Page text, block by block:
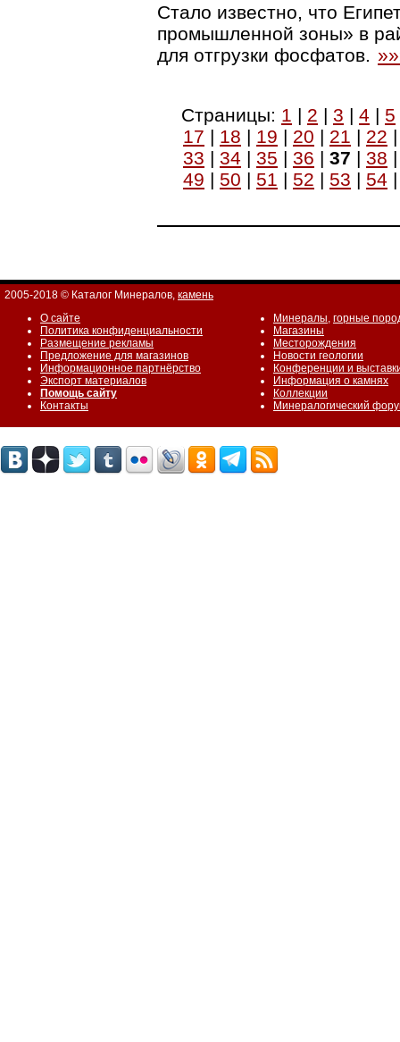
Стало известно, что
промышленной зоны» в
для отгрузки фосфатов.
Страницы: 1 | 2 | 3 | 4 | 5
17 | 18 | 19 | 20 | 21 | 22
33 | 34 | 35 | 36 | 37 | 38
49 | 50 | 51 | 52 | 53 | 54
2005-2018 © Каталог Минералов, камень
О сайте
Политика конфиденциальности
Размещение рекламы
Предложение для магазинов
Информационное партнёрство
Экспорт материалов
Помощь сайту
Контакты
Минералы, горные
Магазины
Месторождения
Новости геологии
Конференции и
Информация о камнях
Коллекции
Минералогический